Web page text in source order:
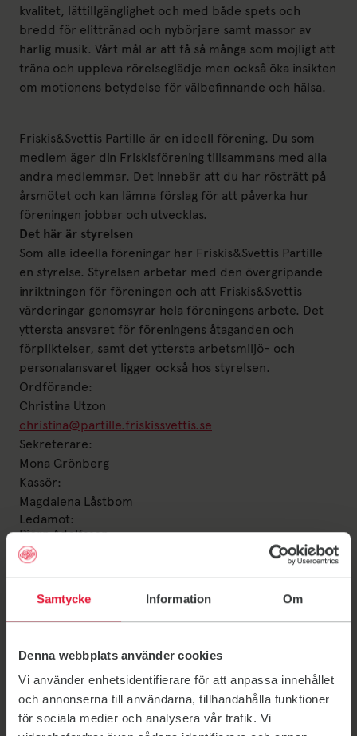
Samtycke Information Om
Denna webbplats använder cookies
Vi använder enhetsidentifierare för att anpassa innehållet
och annonserna till användarna, tillhandahålla funktioner
för sociala medier och analysera vår trafik. Vi
kvalitet, lättillgänglighet och med både spets och
bredd för elittränad och nybörjare samt massor av
härlig musik. Vårt mål är att få så många som möjligt att
träna och uppleva rörelseglädje men också öka insikten
om motionens betydelse för välbefinnande och hälsa.
Friskis&Svettis Partille är en ideell förening. Du som
medlem äger din Friskisförening tillsammans med alla
andra medlemmar. Det innebär att du har rösträtt på
årsmötet och kan lämna förslag för att påverka hur
föreningen jobbar och utvecklas.
Det här är styrelsen
Som alla ideella föreningar har Friskis&Svettis Partille
en styrelse. Styrelsen arbetar med den övergripande
inriktningen för föreningen och att Friskis&Svettis
värderingar genomsyrar hela föreningens arbete. Det
yttersta ansvaret för föreningens åtaganden och
förpliktelser, samt det yttersta arbetsmiljö- och
personalansvaret ligger också hos styrelsen.
Ordförande:
Christina Utzon
christina@partille.friskissvettis.se
Sekreterare:
Mona Grönberg
Kassör:
Magdalena Låstbom
Ledamot:
Björn Adolfsson
Feras Al Oudeh
Mimmi Hjemlberg
Sofie Nord
k.hultqvist@hotmail.com
Anna Solver (sammankallande)
solver@live.se
Anna Skärström
anna.skarstrom@hotmail.com